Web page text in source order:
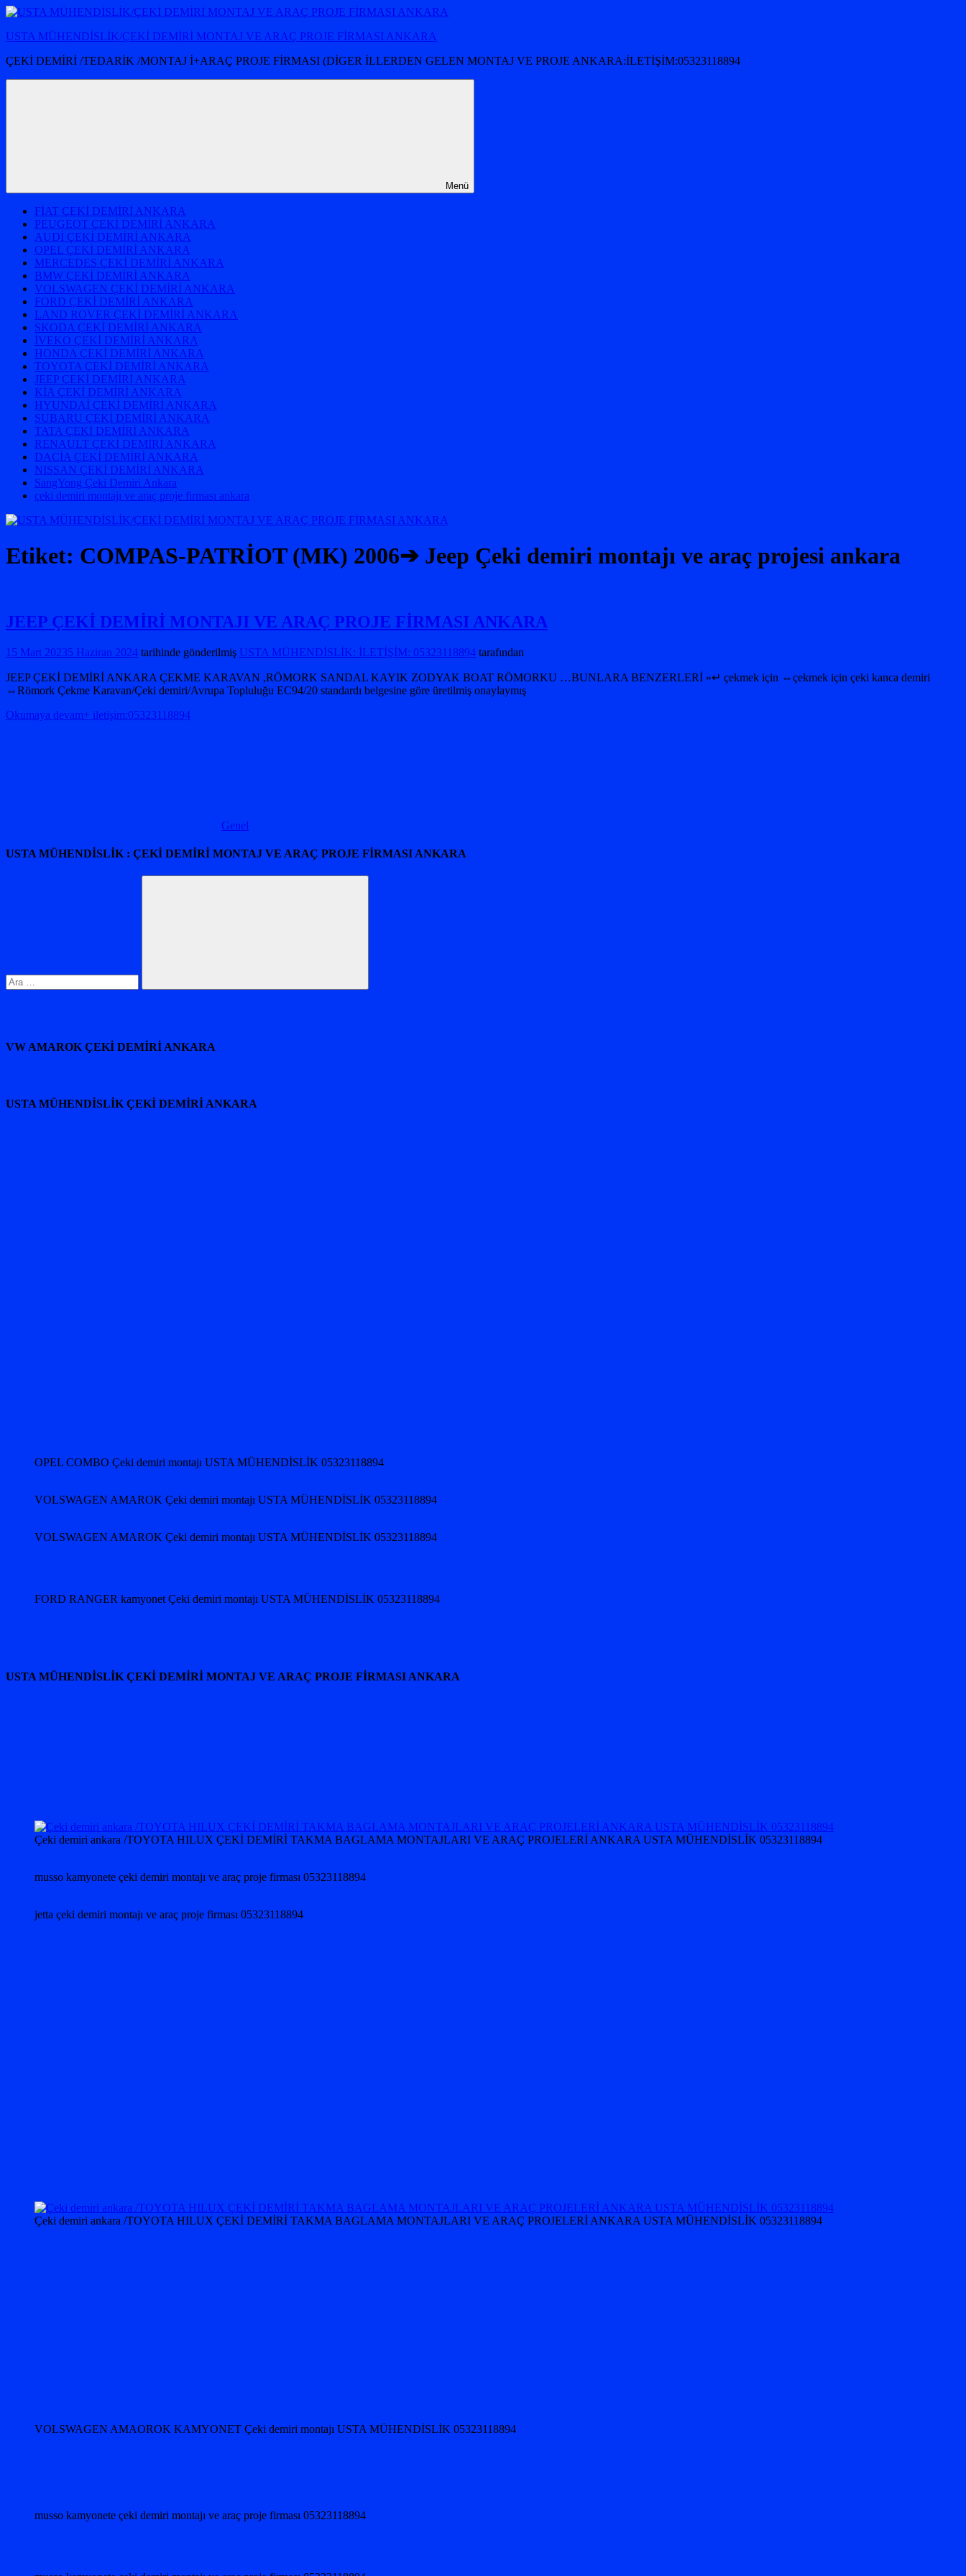
İçeriğe
USTA MÜHENDİSLİK/ÇEKİ DEMİRİ MONTAJ VE ARAÇ PROJE FİRMASI ANKARA
ÇEKİ DEMİRİ /TEDARİK /MONTAJ İ+ARAÇ PROJE FİRMASI (DİGER İLLERDEN GELEN MONTAJ VE PROJE ANKARA:İLETİŞİM:05323118894
Menü
FİAT ÇEKİ DEMİRİ ANKARA
PEUGEOT ÇEKİ DEMİRİ ANKARA
AUDİ ÇEKİ DEMİRİ ANKARA
OPEL ÇEKİ DEMİRİ ANKARA
MERCEDES ÇEKİ DEMİRİ ANKARA
BMW ÇEKİ DEMİRİ ANKARA
VOLSWAGEN ÇEKİ DEMİRİ ANKARA
FORD ÇEKİ DEMİRİ ANKARA
LAND ROVER ÇEKİ DEMİRİ ANKARA
SKODA ÇEKİ DEMİRİ ANKARA
İVEKO ÇEKİ DEMİRİ ANKARA
HONDA ÇEKİ DEMİRİ ANKARA
TOYOTA ÇEKİ DEMİRİ ANKARA
JEEP ÇEKİ DEMİRİ ANKARA
KİA ÇEKİ DEMİRİ ANKARA
HYUNDAİ ÇEKİ DEMİRİ ANKARA
SUBARU ÇEKİ DEMİRİ ANKARA
TATA ÇEKİ DEMİRİ ANKARA
RENAULT ÇEKİ DEMİRİ ANKARA
DACİA ÇEKİ DEMİRİ ANKARA
NISSAN ÇEKİ DEMİRİ ANKARA
SangYong Çeki Demiri Ankara
çeki demiri montajı ve araç proje firması ankara
Etiket: COMPAS-PATRİOT (MK) 2006➔ Jeep Çeki demiri montajı ve araç projesi ankara
JEEP ÇEKİ DEMİRİ MONTAJI VE ARAÇ PROJE FİRMASI ANKARA
15 Mart 20235 Haziran 2024 tarihinde gönderilmiş USTA MÜHENDİSLİK: İLETİŞİM: 05323118894 tarafından
JEEP ÇEKİ DEMİRİ ANKARA ÇEKME KARAVAN ,RÖMORK SANDAL KAYIK ZODYAK BOAT RÖMORKU …BUNLARA BENZERLERİ »↵ çekmek için ⇔çekmek için çeki kanca demiri
⇔Römork Çekme Karavan/Çeki demiri/Avrupa Topluluğu EC94/20 standardı belgesine göre üretilmiş onaylaymış
Okumaya devam+ iletişim:05323118894
Genel
USTA MÜHENDİSLİK : ÇEKİ DEMİRİ MONTAJ VE ARAÇ PROJE FİRMASI ANKARA
Ara
VW AMAROK ÇEKİ DEMİRİ ANKARA
USTA MÜHENDİSLİK ÇEKİ DEMİRİ ANKARA
OPEL COMBO Çeki demiri montajı USTA MÜHENDİSLİK 05323118894
VOLSWAGEN AMAROK Çeki demiri montajı USTA MÜHENDİSLİK 05323118894
VOLSWAGEN AMAROK Çeki demiri montajı USTA MÜHENDİSLİK 05323118894
FORD RANGER kamyonet Çeki demiri montajı USTA MÜHENDİSLİK 05323118894
USTA MÜHENDİSLİK ÇEKİ DEMİRİ MONTAJ VE ARAÇ PROJE FİRMASI ANKARA
Çeki demiri ankara /TOYOTA HILUX ÇEKİ DEMİRİ TAKMA BAGLAMA MONTAJLARI VE ARAÇ PROJELERİ ANKARA USTA MÜHENDİSLİK 05323118894
musso kamyonete çeki demiri montajı ve araç proje firması 05323118894
jetta çeki demiri montajı ve araç proje firması 05323118894
Çeki demiri ankara /TOYOTA HILUX ÇEKİ DEMİRİ TAKMA BAGLAMA MONTAJLARI VE ARAÇ PROJELERİ ANKARA USTA MÜHENDİSLİK 05323118894
VOLSWAGEN AMAOROK KAMYONET Çeki demiri montajı USTA MÜHENDİSLİK 05323118894
musso kamyonete çeki demiri montajı ve araç proje firması 05323118894